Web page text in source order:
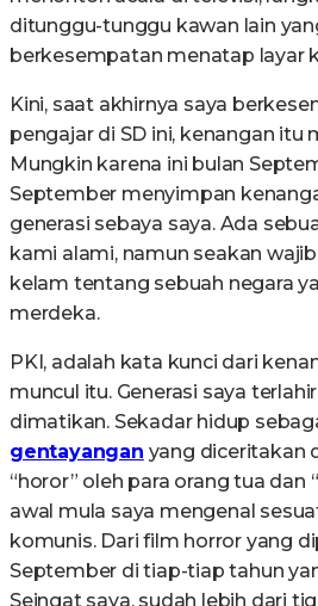
ditunggu-tunggu kawan lain
berkesempatan menatap layar
Kini, saat akhirnya saya
pengajar di SD ini, kenangan itu
Mungkin karena ini bulan
September menyimpan
generasi sebaya saya. Ada
kami alami, namun seakan
kelam tentang sebuah negara
merdeka.
PKI, adalah kata kunci dari
muncul itu. Generasi saya
dimatikan. Sekadar hidup
gentayangan yang diceritakan
“horor” oleh para orang tua dan
awal mula saya mengenal
komunis. Dari film horror yang
September di tiap-tiap tahun
Seingat saya, sudah lebih dari